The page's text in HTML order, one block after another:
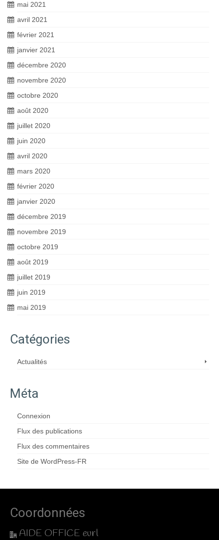
mai 2021
avril 2021
février 2021
janvier 2021
décembre 2020
novembre 2020
octobre 2020
août 2020
juillet 2020
juin 2020
avril 2020
mars 2020
février 2020
janvier 2020
décembre 2019
novembre 2019
octobre 2019
août 2019
juillet 2019
juin 2019
mai 2019
Catégories
Actualités
Méta
Connexion
Flux des publications
Flux des commentaires
Site de WordPress-FR
Coordonnées
AIDE OFFICE eurl